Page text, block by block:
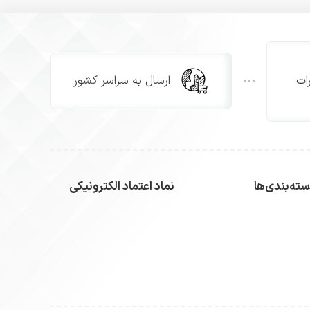
ارسال به سراسر کشور
نماد اعتماد الکترونیکی